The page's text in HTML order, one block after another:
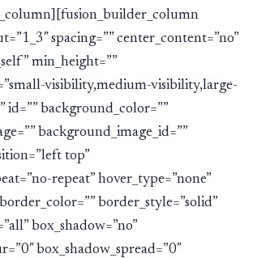
spacing=”” center_content=”no”
min_height=””
visibility,medium-visibility,large-
id=”” background_color=””
background_image_id=””
top”
repeat” hover_type=”none”
border_style=”solid”
box_shadow=”no”
box_shadow_spread=”0″